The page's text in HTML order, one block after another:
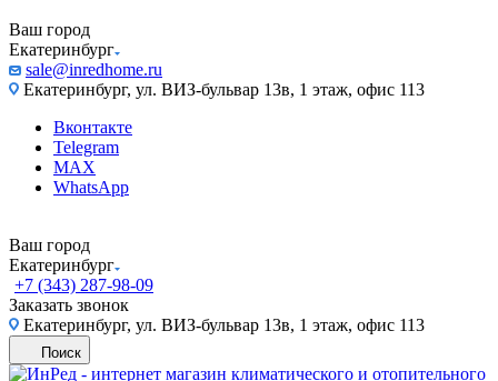
Ваш город
Екатеринбург
sale@inredhome.ru
Екатеринбург, ул. ВИЗ-бульвар 13в, 1 этаж, офис 113
Вконтакте
Telegram
MAX
WhatsApp
Ваш город
Екатеринбург
+7 (343) 287-98-09
Заказать звонок
Екатеринбург, ул. ВИЗ-бульвар 13в, 1 этаж, офис 113
Поиск